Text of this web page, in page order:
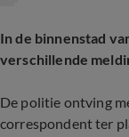
In de binnenstad
verschillende
De politie ontving
correspondent ter